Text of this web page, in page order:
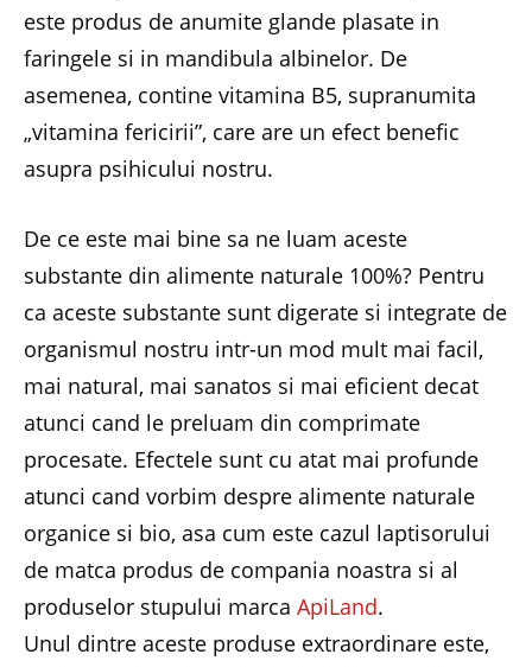
este produs de anumite glande plasate in
faringele si in mandibula albinelor. De
asemenea, contine vitamina B5, supranumita
„vitamina fericirii”, care are un efect benefic
asupra psihicului nostru.
De ce este mai bine sa ne luam aceste
substante din alimente naturale 100%? Pentru
ca aceste substante sunt digerate si integrate de
organismul nostru intr-un mod mult mai facil,
mai natural, mai sanatos si mai eficient decat
atunci cand le preluam din comprimate
procesate. Efectele sunt cu atat mai profunde
atunci cand vorbim despre alimente naturale
organice si bio, asa cum este cazul laptisorului
de matca produs de compania noastra si al
produselor stupului marca ApiLand.
Unul dintre aceste produse extraordinare este,